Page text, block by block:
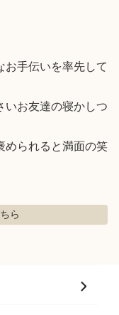
お手伝いを率先して
いお友達の寝かしつ
められると満面の笑
ら